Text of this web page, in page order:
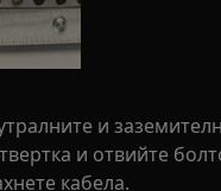
и
и отвийте
кабела.